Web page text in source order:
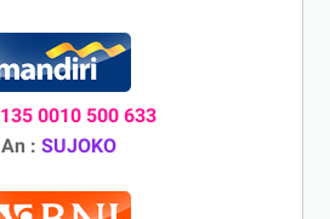
135 0010 500 633
An : SUJOKO